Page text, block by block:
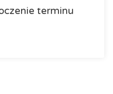
terminu